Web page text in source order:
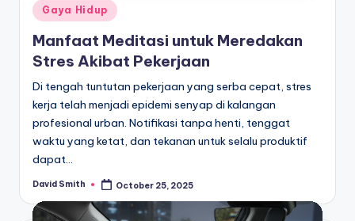
Posted
in
Gaya Hidup
Manfaat Meditasi untuk Meredakan
Stres Akibat Pekerjaan
Di tengah tuntutan pekerjaan yang serba cepat, stres
kerja telah menjadi epidemi senyap di kalangan
profesional urban. Notifikasi tanpa henti, tenggat
waktu yang ketat, dan tekanan untuk selalu produktif
dapat…
Posted
David Smith October 25, 2025